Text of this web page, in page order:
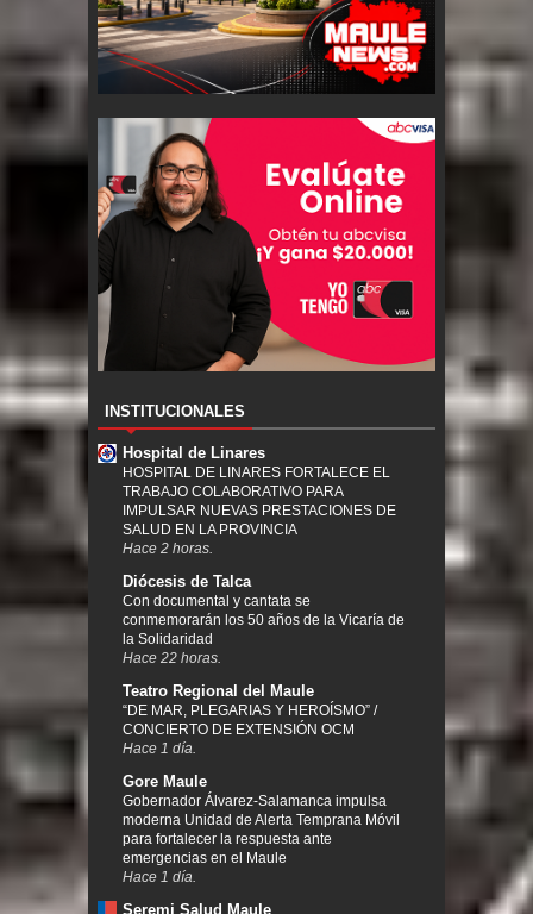
INSTITUCIONALES
Hospital de Linares
HOSPITAL DE LINARES FORTALECE EL
TRABAJO COLABORATIVO PARA
IMPULSAR NUEVAS PRESTACIONES DE
SALUD EN LA PROVINCIA
Hace 2 horas.
Diócesis de Talca
Con documental y cantata se
conmemorarán los 50 años de la Vicaría de
la Solidaridad
Hace 22 horas.
Teatro Regional del Maule
“DE MAR, PLEGARIAS Y HEROÍSMO” /
CONCIERTO DE EXTENSIÓN OCM
Hace 1 día.
Gore Maule
Gobernador Álvarez-Salamanca impulsa
moderna Unidad de Alerta Temprana Móvil
para fortalecer la respuesta ante
emergencias en el Maule
Hace 1 día.
Seremi Salud Maule